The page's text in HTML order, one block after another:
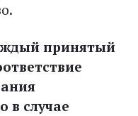
принятый
в случае